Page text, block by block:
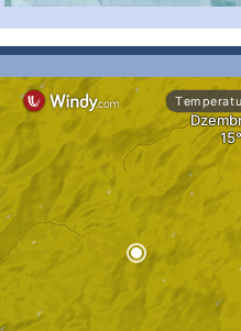
#PipIvanToday...
pimrec_project